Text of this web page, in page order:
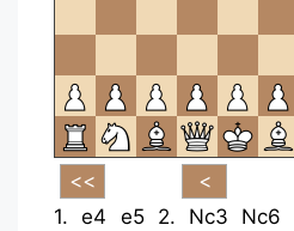
1.e4 e5 2. Nc3 Nc6